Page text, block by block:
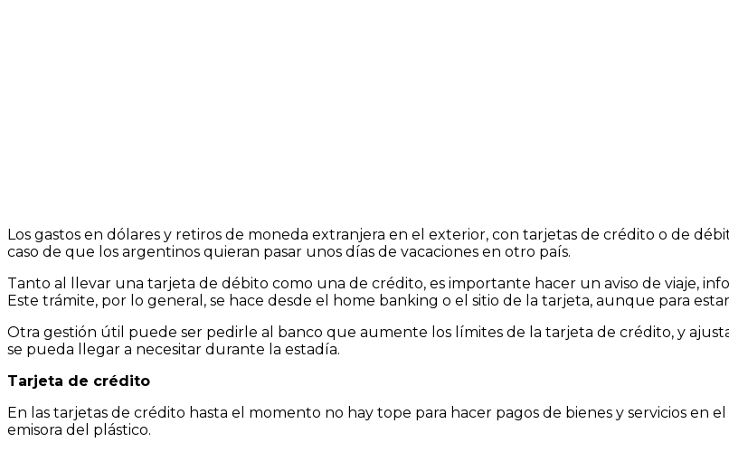
Los gastos en dólares y retiros de moneda extranjera en el exterior, con tarjetas de crédito o de
caso de que los argentinos quieran pasar unos días de vacaciones en otro país.
Tanto al llevar una tarjeta de débito como una de crédito, es importante hacer un aviso de viaje,
Este trámite, por lo general, se hace desde el home banking o el sitio de la tarjeta, aunque para
Otra gestión útil puede ser pedirle al banco que aumente los límites de la tarjeta de crédito, y
se pueda llegar a necesitar durante la estadía.
Tarjeta de crédito
En las tarjetas de crédito hasta el momento no hay tope para hacer pagos de bienes y servicios en
emisora del plástico.